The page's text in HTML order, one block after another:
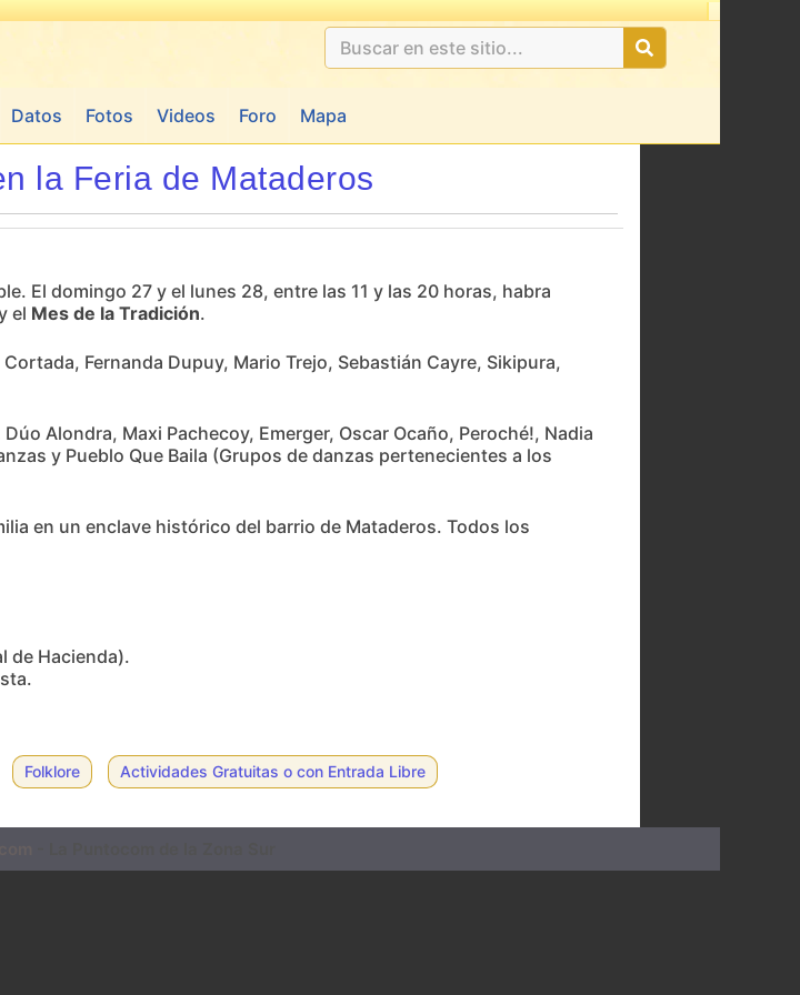
Datos Fotos Videos Foro Mapa
la Feria de Mataderos
El domingo 27 y el lunes 28, entre las 11 y las 20 horas, habra
el Mes de la Tradición.
Fernanda Dupuy, Mario Trejo, Sebastián Cayre, Sikipura,
Alondra, Maxi Pachecoy, Emerger, Oscar Ocaño, Peroché!, Nadia
y Pueblo Que Baila (Grupos de danzas pertenecientes a los
en un enclave histórico del barrio de Mataderos. Todos los
de Hacienda).
Folklore Actividades Gratuitas o con Entrada Libre